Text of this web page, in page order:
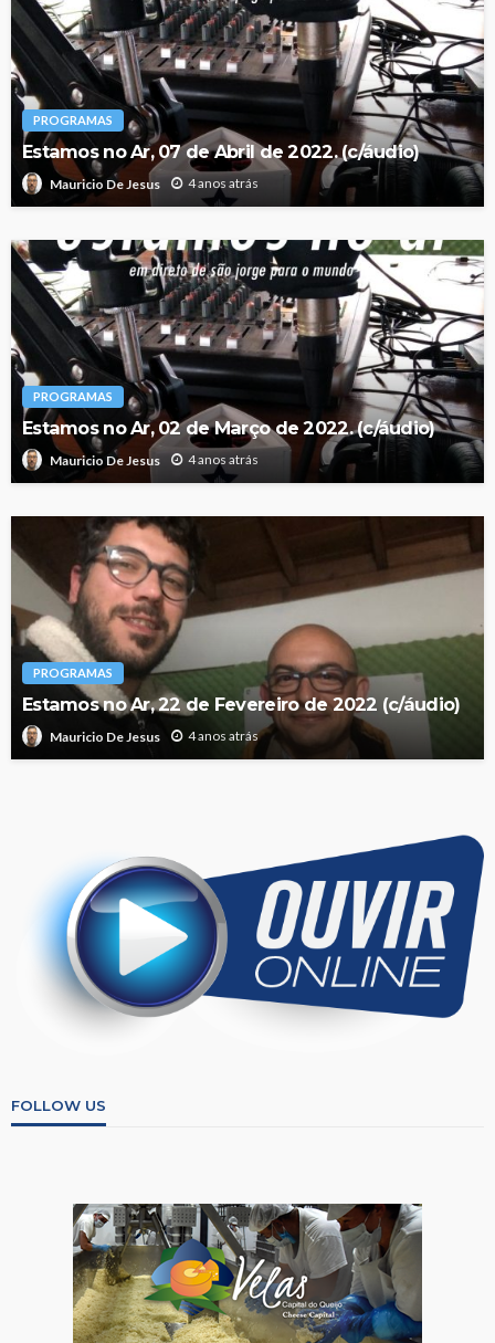
PROGRAMAS
Estamos no Ar, 07 de Abril de 2022. (c/áudio)
Mauricio De Jesus 4 anos atrás
PROGRAMAS
Estamos no Ar, 02 de Março de 2022. (c/áudio)
Mauricio De Jesus 4 anos atrás
PROGRAMAS
Estamos no Ar, 22 de Fevereiro de 2022 (c/áudio)
Mauricio De Jesus 4 anos atrás
FOLLOW US